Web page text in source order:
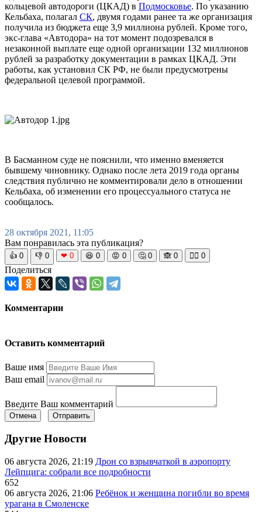
кольцевой автодороги (ЦКАД) в Подмосковье. По указанию
Кельбаха, полагал СК, двумя годами ранее та же организация
получила из бюджета еще 3,9 миллиона рублей. Кроме того,
экс-глава «Автодора» на тот момент подозревался в
незаконной выплате еще одной организации 132 миллионов
рублей за разработку документации в рамках ЦКАД. Эти
работы, как установил СК РФ, не были предусмотрены
федеральной целевой программой.
В Басманном суде не пояснили, что именно вменяется
бывшему чиновнику. Однако после лета 2019 года органы
следствия публично не комментировали дело в отношении
Кельбаха, об изменении его процессуального статуса не
сообщалось.
28 октября 2021, 11:05
Вам понравилась эта публикация?
👍 0 👎 0 ❤ 0 😆 0 😡 0 🤔 0 🙈 0 🧘‍♀️ 0
Поделиться
Комментарии
Оставить комментарий
Ваше имя
Ваш email
Введите Ваш комментарий
Отмена Отправить
Другие Новости
06 августа 2026, 21:19 Дрон со взрывчаткой в аэропорту
Лейпцига: собрали все подробности
652
06 августа 2026, 21:06 Ребёнок и женщина погибли во время
урагана в Смоленске